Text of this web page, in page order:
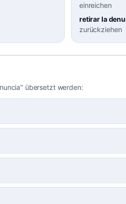
einreichen
retirar la
zurückziehen
übersetzt werden: